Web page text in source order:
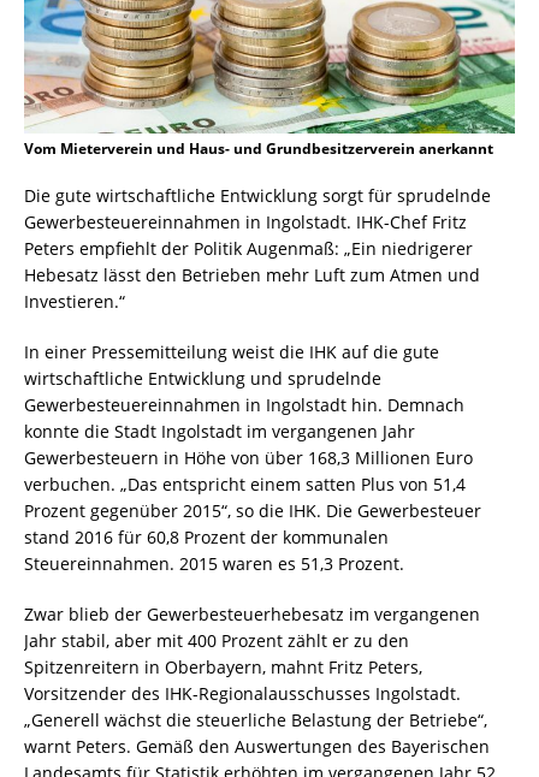
Vom Mieterverein und Haus- und Grundbesitzerverein anerkannt
Die gute wirtschaftliche Entwicklung sorgt für sprudelnde
Gewerbesteuereinnahmen in Ingolstadt. IHK-Chef Fritz
Peters empfiehlt der Politik Augenmaß: „Ein niedrigerer
Hebesatz lässt den Betrieben mehr Luft zum Atmen und
Investieren.“
In einer Pressemitteilung weist die IHK auf die gute
wirtschaftliche Entwicklung und sprudelnde
Gewerbesteuereinnahmen in Ingolstadt hin. Demnach
konnte die Stadt Ingolstadt im vergangenen Jahr
Gewerbesteuern in Höhe von über 168,3 Millionen Euro
verbuchen. „Das entspricht einem satten Plus von 51,4
Prozent gegenüber 2015“, so die IHK. Die Gewerbesteuer
stand 2016 für 60,8 Prozent der kommunalen
Steuereinnahmen. 2015 waren es 51,3 Prozent.
Zwar blieb der Gewerbesteuerhebesatz im vergangenen
Jahr stabil, aber mit 400 Prozent zählt er zu den
Spitzenreitern in Oberbayern, mahnt Fritz Peters,
Vorsitzender des IHK-Regionalausschusses Ingolstadt.
„Generell wächst die steuerliche Belastung der Betriebe“,
warnt Peters. Gemäß den Auswertungen des Bayerischen